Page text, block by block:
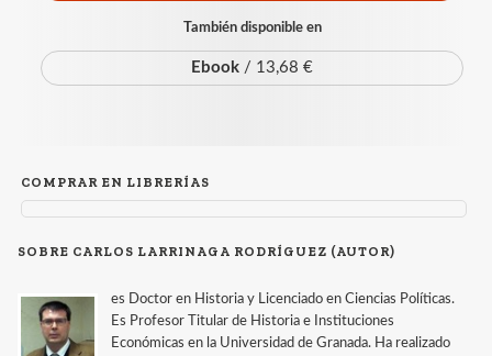
También disponible en
Ebook / 13,68 €
COMPRAR EN LIBRERÍAS
SOBRE CARLOS LARRINAGA RODRÍGUEZ (AUTOR)
es Doctor en Historia y Licenciado en Ciencias Políticas.
Es Profesor Titular de Historia e Instituciones
Económicas en la Universidad de Granada. Ha realizado